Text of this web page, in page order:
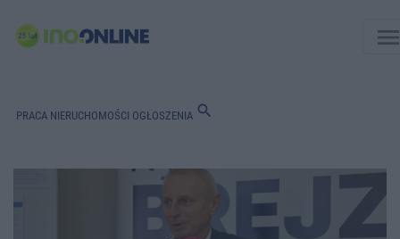
PRACA NIERUCHOMOŚCI OGŁOSZENIA search